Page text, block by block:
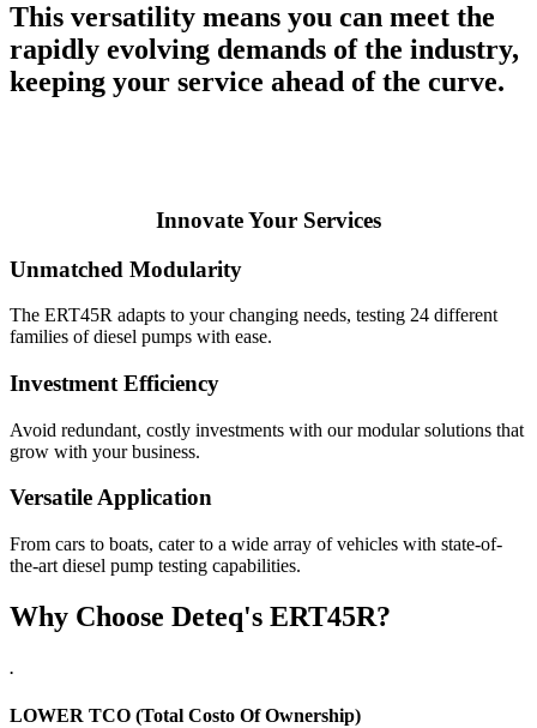
This versatility means you can meet the
rapidly evolving demands of the industry,
keeping your service ahead of the curve.
Innovate Your Services
Unmatched Modularity
The ERT45R adapts to your changing needs, testing 24 different
families of diesel pumps with ease.
Investment Efficiency
Avoid redundant, costly investments with our modular solutions that
grow with your business.
Versatile Application
From cars to boats, cater to a wide array of vehicles with state-of-
the-art diesel pump testing capabilities.
Why Choose Deteq's ERT45R?
.
LOWER TCO (Total Costo Of Ownership)